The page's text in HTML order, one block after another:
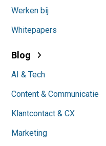
Werken bij
Whitepapers
Blog
AI & Tech
Content & Communicatie
Klantcontact & CX
Marketing